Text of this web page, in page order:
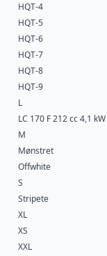
HQT-4
HQT-5
HQT-6
HQT-7
HQT-8
HQT-9
L
LC 170 F 212 cc 4,1 kW
M
Mønstret
Offwhite
S
Stripete
XL
XS
XXL